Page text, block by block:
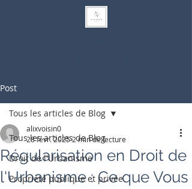
Post
Tous les articles de Blog
Droit de l'Urbanisme
Propriété publique et privée
Tous les articles de Blog
Régularisation en Droit de
l'Urbanisme : Ce que Vous
alixvoisin0
28 févr. 20252 min de lecture